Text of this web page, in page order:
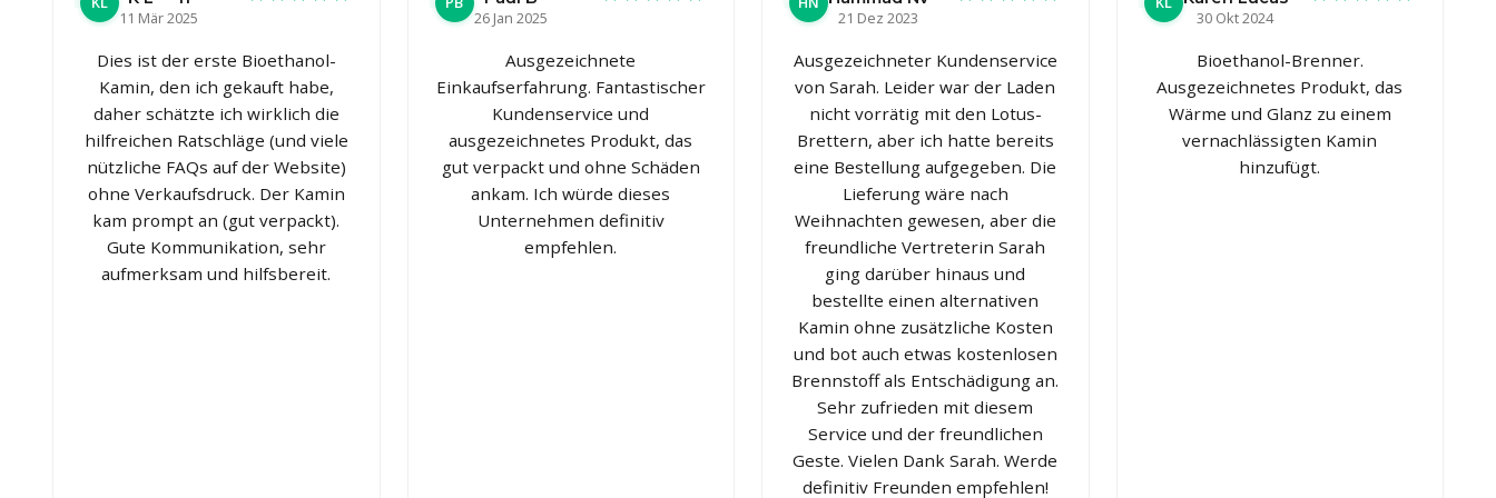
11 Mär 2025
Dies ist der erste Bioethanol-
Kamin, den ich gekauft habe,
daher schätzte ich wirklich die
hilfreichen Ratschläge (und viele
nützliche FAQs auf der Website)
ohne Verkaufsdruck. Der Kamin
kam prompt an (gut verpackt).
Gute Kommunikation, sehr
aufmerksam und hilfsbereit.
26 Jan 2025
Ausgezeichnete
Einkaufserfahrung. Fantastischer
Kundenservice und
ausgezeichnetes Produkt, das
gut verpackt und ohne Schäden
ankam. Ich würde dieses
Unternehmen definitiv
empfehlen.
21 Dez 2023
Ausgezeichneter Kundenservice
von Sarah. Leider war der Laden
nicht vorrätig mit den Lotus-
Brettern, aber ich hatte bereits
eine Bestellung aufgegeben. Die
Lieferung wäre nach
Weihnachten gewesen, aber die
freundliche Vertreterin Sarah
ging darüber hinaus und
bestellte einen alternativen
Kamin ohne zusätzliche Kosten
und bot auch etwas kostenlosen
Brennstoff als Entschädigung an.
Sehr zufrieden mit diesem
Service und der freundlichen
Geste. Vielen Dank Sarah. Werde
definitiv Freunden empfehlen!
30 Okt 2024
Bioethanol-Brenner.
Ausgezeichnetes Produkt, das
Wärme und Glanz zu einem
vernachlässigten Kamin
hinzufügt.